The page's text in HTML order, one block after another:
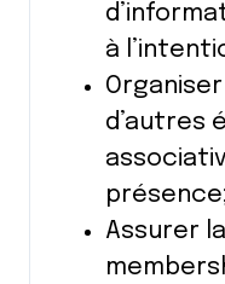
à
d’autres
Assurer